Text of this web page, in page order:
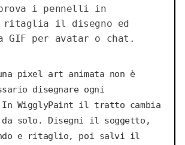
i pennelli in
ritaglia il disegno ed
GIF per avatar o chat.
pixel art animata non è
disegnare ogni
In WigglyPaint il tratto cambia
da solo. Disegni il soggetto,
e ritaglio, poi salvi il